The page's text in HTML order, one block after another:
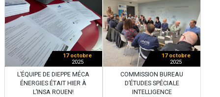
17 octobre
2025
L’ÉQUIPE DE DIEPPE MÉCA
ÉNERGIES ÉTAIT HIER À
L’INSA ROUEN!
17 octobre
2025
COMMISSION BUREAU
D’ÉTUDES SPÉCIALE
INTELLIGENCE